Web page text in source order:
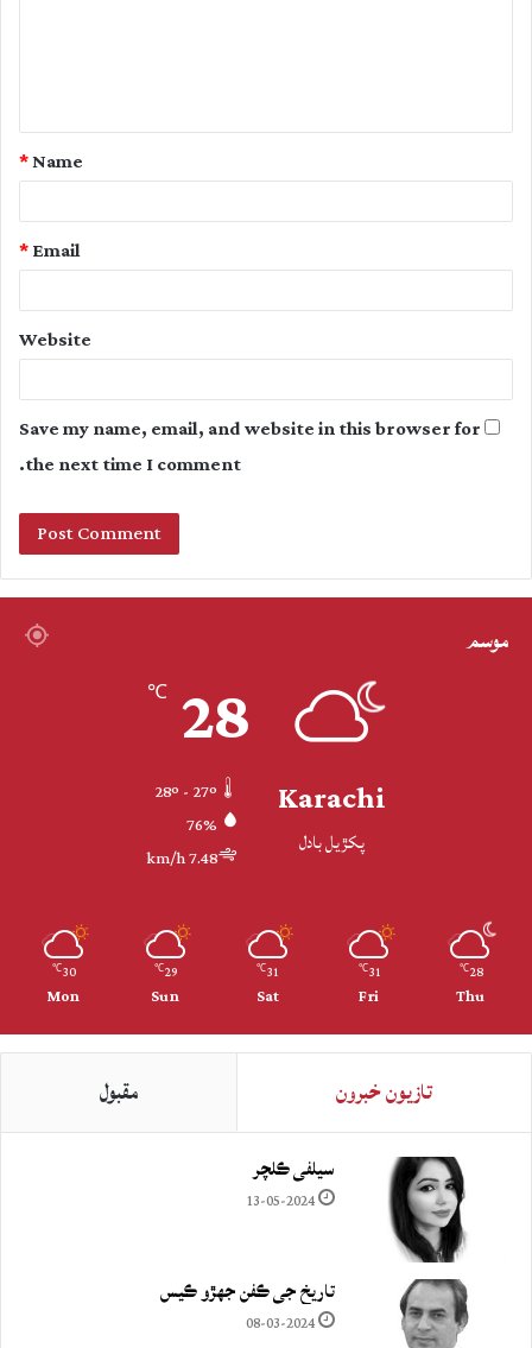
t
Name
*
Email
*
Website
Save my name, email, and website in this browser for
the next time I comment.
موسم
Karachi
پکڙيل بادل
28
℃
76%
7.48 km/h
28
℃
Thu
31
℃
Fri
31
℃
Sat
29
℃
Sun
30
℃
Mon
تازيون خبرون مقبول
سيلفي ڪلچر
13-05-2024
تاريخ جي ڪفن جھڙو ڪيس
08-03-2024